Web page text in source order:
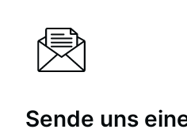
Sende uns